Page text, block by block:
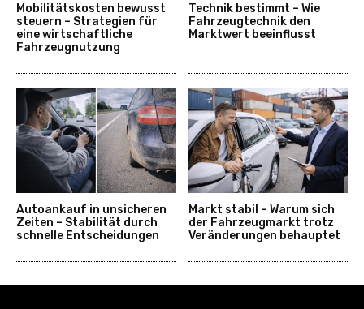
Mobilitätskosten bewusst
steuern – Strategien für
eine wirtschaftliche
Fahrzeugnutzung
Technik bestimmt – Wie
Fahrzeugtechnik den
Marktwert beeinflusst
Autoankauf in unsicheren
Zeiten – Stabilität durch
schnelle Entscheidungen
Markt stabil – Warum sich
der Fahrzeugmarkt trotz
Veränderungen behauptet